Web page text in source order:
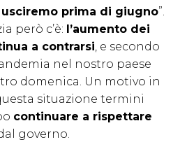
prima di giugno”.
però c’è: l’aumento dei
a contrarsi, e secondo
nel nostro paese
domenica. Un motivo in
situazione termini
continuare a rispettare
governo.